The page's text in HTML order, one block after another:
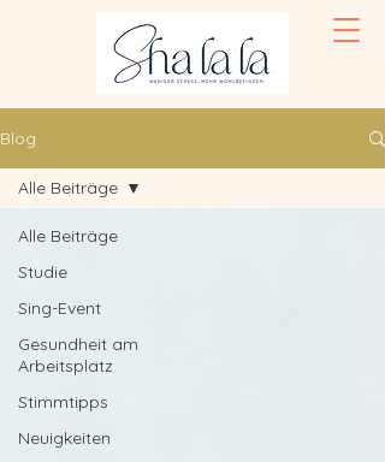
Blog
Alle Beiträge
Studie
Sing-Event
Gesundheit am
Arbeitsplatz
Stimmtipps
Neuigkeiten
Alle Beiträge